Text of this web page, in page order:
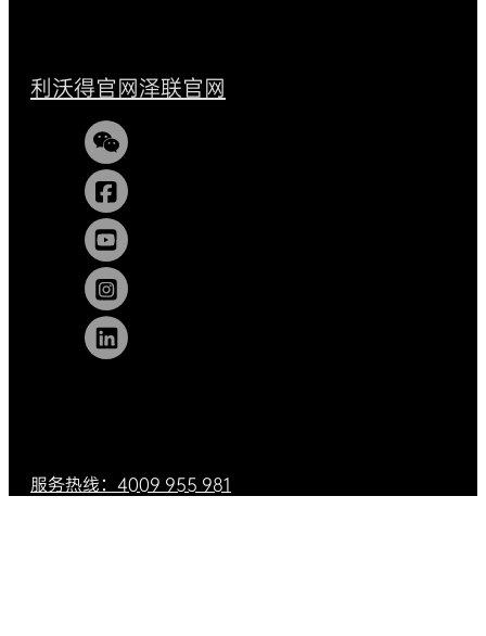
利沃得官网泽联官网
服务热线：4009 955 981